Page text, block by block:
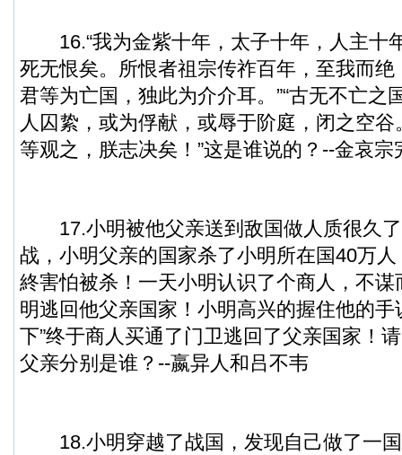
16.“我为金紫十年，太子十年，人主十
死无恨矣。所恨者祖宗传祚百年，至我而
君等为亡国，独此为介介耳。”“古无不亡之
人囚絷，或为俘献，或辱于阶庭，闭之空
等观之，朕志决矣！”这是谁说的？--金哀宗
17.小明被他父亲送到敌国做人质很久了
战，小明父亲的国家杀了小明所在国40万
終害怕被杀！一天小明认识了个商人，不
明逃回他父亲国家！小明高兴的握住他的手
下”终于商人买通了门卫逃回了父亲国家！
父亲分别是谁？--嬴异人和吕不韦
18.小明穿越了战国，发现自己做了一国